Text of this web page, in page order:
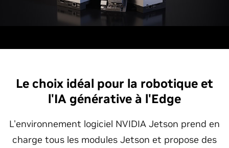
Le choix idéal pour la robotique et
l'IA générative à l'Edge
L'environnement logiciel NVIDIA Jetson prend en
charge tous les modules Jetson et propose des